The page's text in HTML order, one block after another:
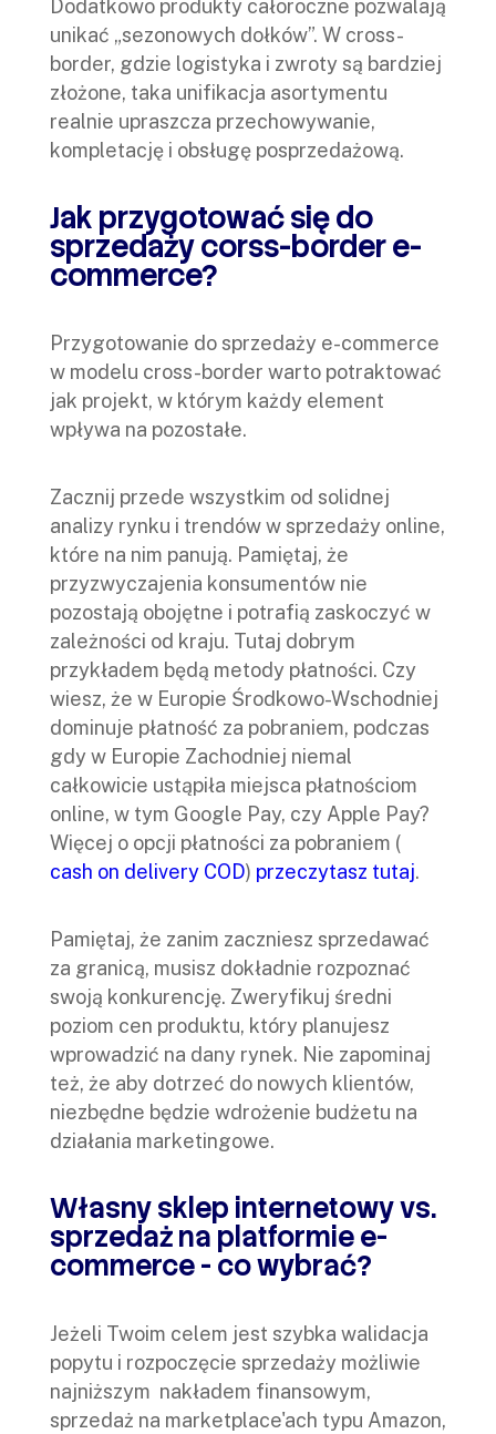
Dodatkowo produkty całoroczne pozwalają
unikać „sezonowych dołków”. W cross-
border, gdzie logistyka i zwroty są bardziej
złożone, taka unifikacja asortymentu
realnie upraszcza przechowywanie,
kompletację i obsługę posprzedażową.
Jak przygotować się do
sprzedaży corss-border e-
commerce?
Przygotowanie do sprzedaży e-commerce
w modelu cross-border warto potraktować
jak projekt, w którym każdy element
wpływa na pozostałe.
Zacznij przede wszystkim od solidnej
analizy rynku i trendów w sprzedaży online,
które na nim panują. Pamiętaj, że
przyzwyczajenia konsumentów nie
pozostają obojętne i potrafią zaskoczyć w
zależności od kraju. Tutaj dobrym
przykładem będą metody płatności. Czy
wiesz, że w Europie Środkowo-Wschodniej
dominuje płatność za pobraniem, podczas
gdy w Europie Zachodniej niemal
całkowicie ustąpiła miejsca płatnościom
online, w tym Google Pay, czy Apple Pay?
Więcej o opcji płatności za pobraniem (
cash on delivery COD) przeczytasz tutaj.
Pamiętaj, że zanim zaczniesz sprzedawać
za granicą, musisz dokładnie rozpoznać
swoją konkurencję. Zweryfikuj średni
poziom cen produktu, który planujesz
wprowadzić na dany rynek. Nie zapominaj
też, że aby dotrzeć do nowych klientów,
niezbędne będzie wdrożenie budżetu na
działania marketingowe.
Własny sklep internetowy vs.
sprzedaż na platformie e-
commerce - co wybrać?
Jeżeli Twoim celem jest szybka walidacja
popytu i rozpoczęcie sprzedaży możliwie
najniższym nakładem finansowym,
sprzedaż na marketplace'ach typu Amazon,